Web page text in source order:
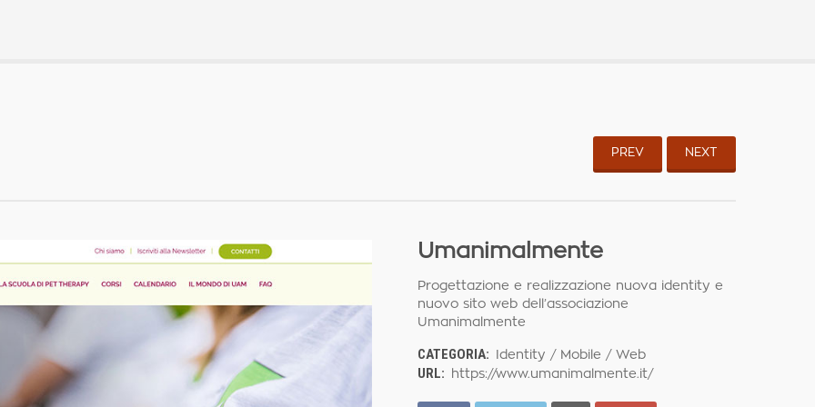
NEXT
PREV
Umanimalmente
Progettazione e realizzazione nuova identity e
nuovo sito web dell’associazione
Umanimalmente
CATEGORIA: Identity / Mobile / Web
URL: https://www.umanimalmente.it/